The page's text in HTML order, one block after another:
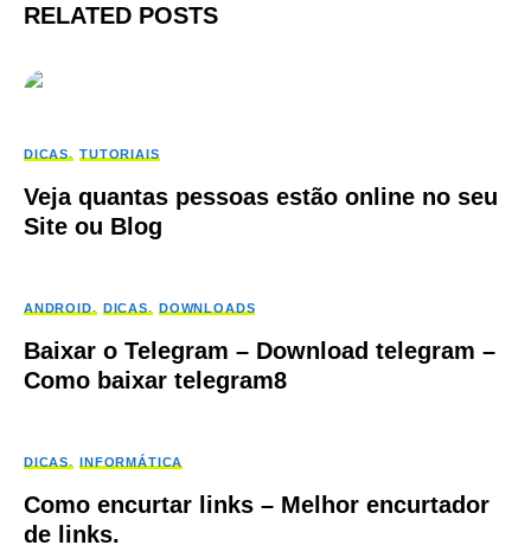
RELATED POSTS
DICAS TUTORIAIS
Veja quantas pessoas estão online no seu
Site ou Blog
ANDROID DICAS DOWNLOADS
Baixar o Telegram – Download telegram –
Como baixar telegram8
DICAS INFORMÁTICA
Como encurtar links – Melhor encurtador
de links.